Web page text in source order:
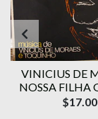
VINICIUS DE
NOSSA FILHA